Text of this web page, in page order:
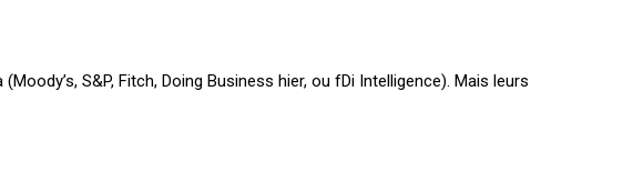
S&P, Fitch, Doing Business hier, ou fDi Intelligence). Mais leurs